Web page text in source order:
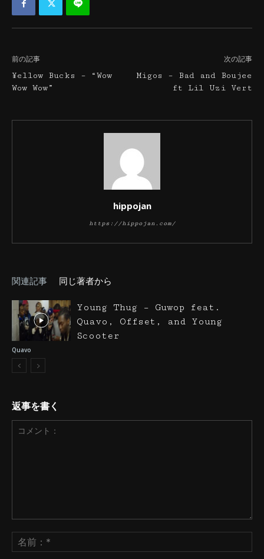
前の記事
¥ellow Bucks – “Wow
Wow Wow”
次の記事
Migos – Bad and Boujee
ft Lil Uzi Vert
hippojan
https://hippojan.com/
関連記事 同じ著者から
Quavo
Young Thug – Guwop feat.
Quavo, Offset, and Young
Scooter
返事を書く